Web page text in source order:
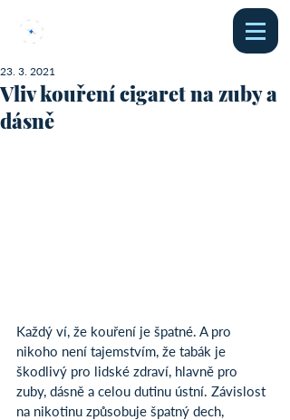
Vliv kouření cigaret na zuby a
dásně
23. 3. 2021
Každý ví, že kouření je špatné. A pro
nikoho není tajemstvím, že tabák je
škodlivý pro lidské zdraví, hlavně pro
zuby, dásně a celou dutinu ústní. Závislost
na nikotinu způsobuje špatný dech,